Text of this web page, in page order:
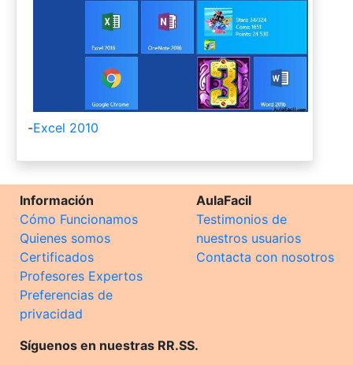
-Excel 2010
Información
Cómo Funcionamos
Quienes somos
Certificados
Profesores Expertos
Preferencias de
privacidad
AulaFacil
Testimonios de
nuestros usuarios
Contacta con nosotros
Síguenos en nuestras RR.SS.